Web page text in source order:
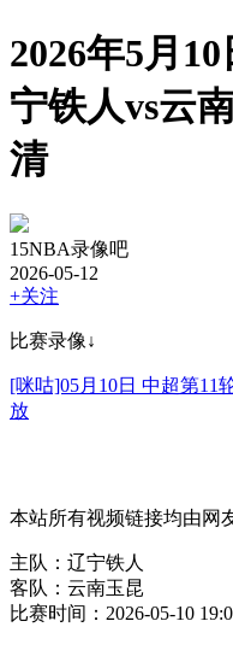
2026年5月
宁铁人vs云
清
15NBA录像吧
2026-05-12
+关注
比赛录像↓
[咪咕]05月10日 中超第11
放
本站所有视频链接均由网
主队：辽宁铁人
客队：云南玉昆
比赛时间：2026-05-10